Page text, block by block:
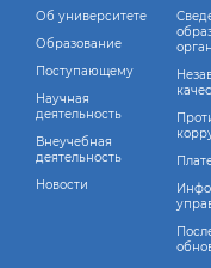
Об университете
Образование
Поступающему
Научная
деятельность
Внеучебная
деятельность
Новости